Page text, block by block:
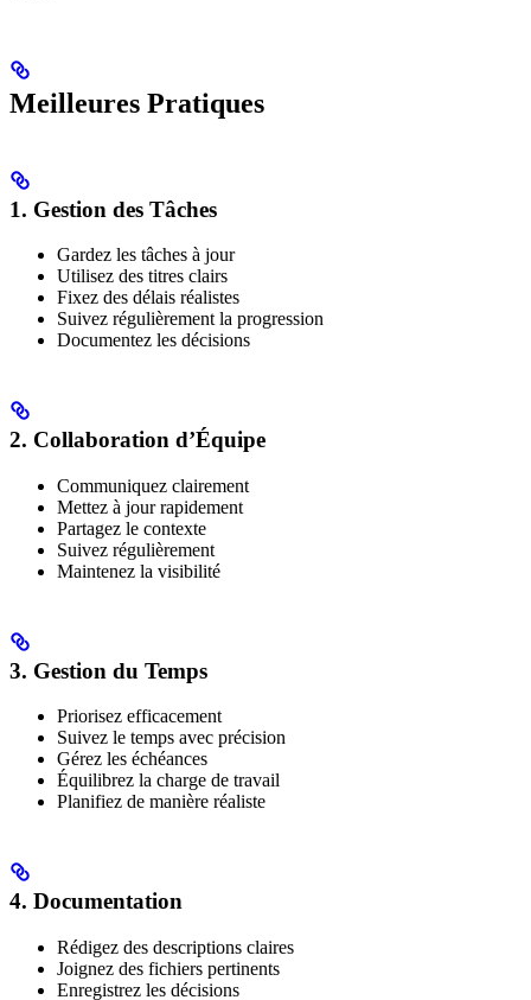
Meilleures Pratiques
1. Gestion des Tâches
Gardez les tâches à jour
Utilisez des titres clairs
Fixez des délais réalistes
Suivez régulièrement la progression
Documentez les décisions
2. Collaboration d’Équipe
Communiquez clairement
Mettez à jour rapidement
Partagez le contexte
Suivez régulièrement
Maintenez la visibilité
3. Gestion du Temps
Priorisez efficacement
Suivez le temps avec précision
Gérez les échéances
Équilibrez la charge de travail
Planifiez de manière réaliste
4. Documentation
Rédigez des descriptions claires
Joignez des fichiers pertinents
Enregistrez les décisions